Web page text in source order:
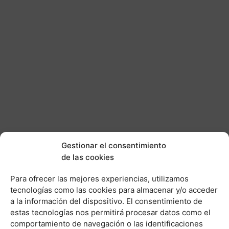
Gestionar el consentimiento
de las cookies
Para ofrecer las mejores experiencias, utilizamos
tecnologías como las cookies para almacenar y/o acceder
a la información del dispositivo. El consentimiento de
estas tecnologías nos permitirá procesar datos como el
comportamiento de navegación o las identificaciones
Nosotros Contacto